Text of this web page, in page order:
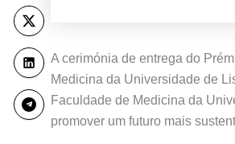
A cerimónia de entrega do
Medicina da Universidade de
Faculdade de Medicina da
promover um futuro mais